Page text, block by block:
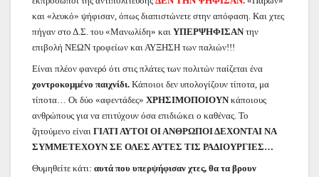
και «λευκό» ψήφισαν, όπως διαπιστώνετε στην απόφαση. Και χτες
πήγαν στο Δ.Σ. του «Μανωλίδη» και ΥΠΕΡΨΗΦΙΣΑΝ την
επιβολή ΝΕΩΝ τροφείων και ΑΥΞΗΣΗ των παλιών!!!
Είναι πλέον φανερό ότι στις πλάτες των πολιτών παίζεται ένα
χοντροκομμένο παιχνίδι. Κάποιοι δεν υπολογίζουν τίποτα, μα
τίποτα… Οι δύο «αφεντάδες» ΧΡΗΣΙΜΟΠΟΙΟΥΝ κάποιους
ανθρώπους για να επιτύχουν όσα επιδιώκει ο καθένας. Το
ζητούμενο είναι ΓΙΑΤΙ ΑΥΤΟΙ ΟΙ ΑΝΘΡΩΠΟΙ ΔΕΧΟΝΤΑΙ ΝΑ
ΣΥΜΜΕΤΕΧΟΥΝ ΣΕ ΟΛΕΣ ΑΥΤΕΣ ΤΙΣ ΡΑΔΙΟΥΡΓΙΕΣ…
Θυμηθείτε κάτι: αυτά που υπερψήφισαν χτες, θα τα βρουν